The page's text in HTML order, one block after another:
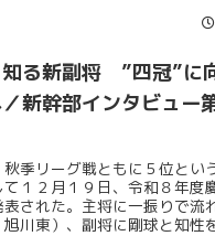
知る新副将 ”四冠”に
新幹部インタビュー
季リーグ戦ともに５位とい
１２月１９日、令和８年度
された。主将に一振りで流
川東）、副将に剛球と知性